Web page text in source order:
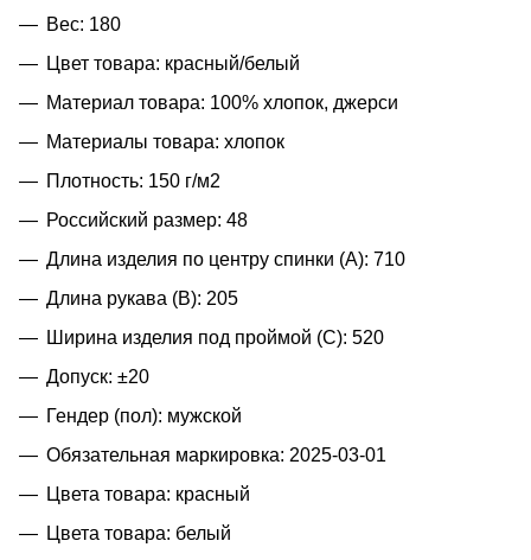
Вес: 180
Цвет товара: красный/белый
Материал товара: 100% хлопок, джерси
Материалы товара: хлопок
Плотность: 150 г/м2
Российский размер: 48
Длина изделия по центру спинки (A): 710
Длина рукава (B): 205
Ширина изделия под проймой (С): 520
Допуск: ±20
Гендер (пол): мужской
Обязательная маркировка: 2025-03-01
Цвета товара: красный
Цвета товара: белый